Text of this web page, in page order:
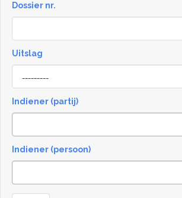
Dossier nr.
Uitslag
Result
Indiener (partij)
Indiener (persoon)